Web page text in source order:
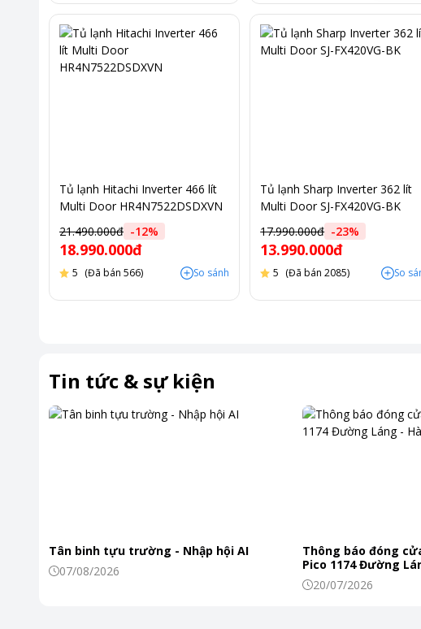
Tủ lạnh Hitachi Inverter 466 lít
Multi Door HR4N7522DSDXVN
21.490.000đ -12%
18.990.000đ
5 (Đã bán 566) So sánh
Tủ lạnh Sharp Inverter 362 lít
Multi Door SJ-FX420VG-BK
17.990.000đ -23%
13.990.000đ
5 (Đã bán 2085) So
Tin tức & sự kiện
Tân binh tựu trường - Nhập hội AI
07/08/2026
Thông báo đóng
Pico 1174 Đường
20/07/2026